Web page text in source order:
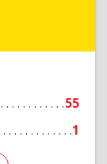
55
1
г,